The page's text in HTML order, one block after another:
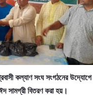
কল্যাণ সংঘ সংগঠনের উদ্যোগে
সামগ্রী বিতরণ করা হয়।